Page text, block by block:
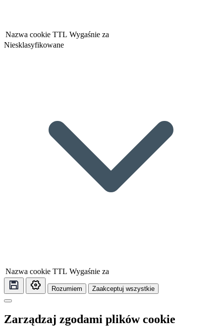
Nazwa cookie TTL Wygaśnie za
Niesklasyfikowane
Nazwa cookie TTL Wygaśnie za
Rozumiem Zaakceptuj wszystkie
Zarządzaj zgodami plików cookie